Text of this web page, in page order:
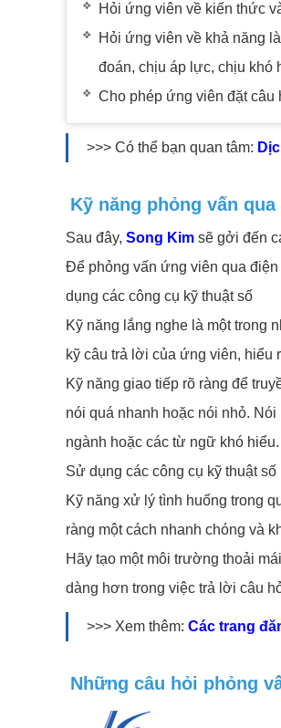
Hỏi ứng viên về kiến thức
Hỏi ứng viên về khả năng
đoán, chịu áp lực, chịu khó
Cho phép ứng viên đặt câu
>>> Có thể bạn quan tâm:
Kỹ năng phỏng vấn
Sau đây, Song Kim sẽ gởi đến
Để phỏng vấn ứng viên qua
dụng các công cụ kỹ thuật số
Kỹ năng lắng nghe là một trong
kỹ câu trả lời của ứng viên, hiểu
Kỹ năng giao tiếp rõ ràng để
nói quá nhanh hoặc nói nhỏ.
ngành hoặc các từ ngữ khó hiểu.
Sử dụng các công cụ kỹ thuật
Kỹ năng xử lý tình huống trong
ràng một cách nhanh chóng và
Hãy tạo một môi trường thoải
dàng hơn trong việc trả lời câu
>>> Xem thêm: Các trang
Những câu hỏi phỏng